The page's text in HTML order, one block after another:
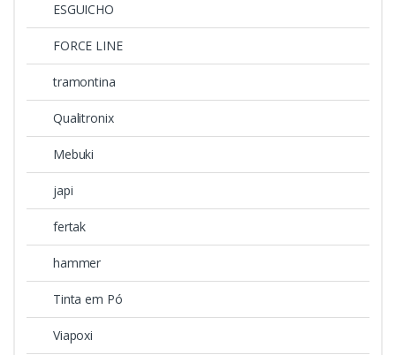
ESGUICHO
FORCE LINE
tramontina
Qualitronix
Mebuki
japi
fertak
hammer
Tinta em Pó
Viapoxi